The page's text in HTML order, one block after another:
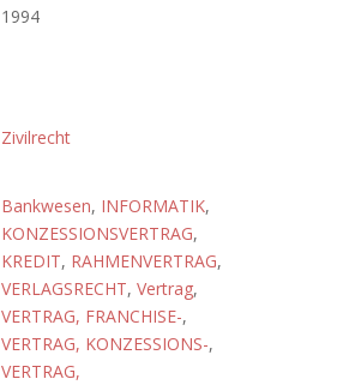
1994
Zivilrecht
Bankwesen, INFORMATIK,
KONZESSIONSVERTRAG,
KREDIT, RAHMENVERTRAG,
VERLAGSRECHT, Vertrag,
VERTRAG, FRANCHISE-,
VERTRAG, KONZESSIONS-,
VERTRAG,